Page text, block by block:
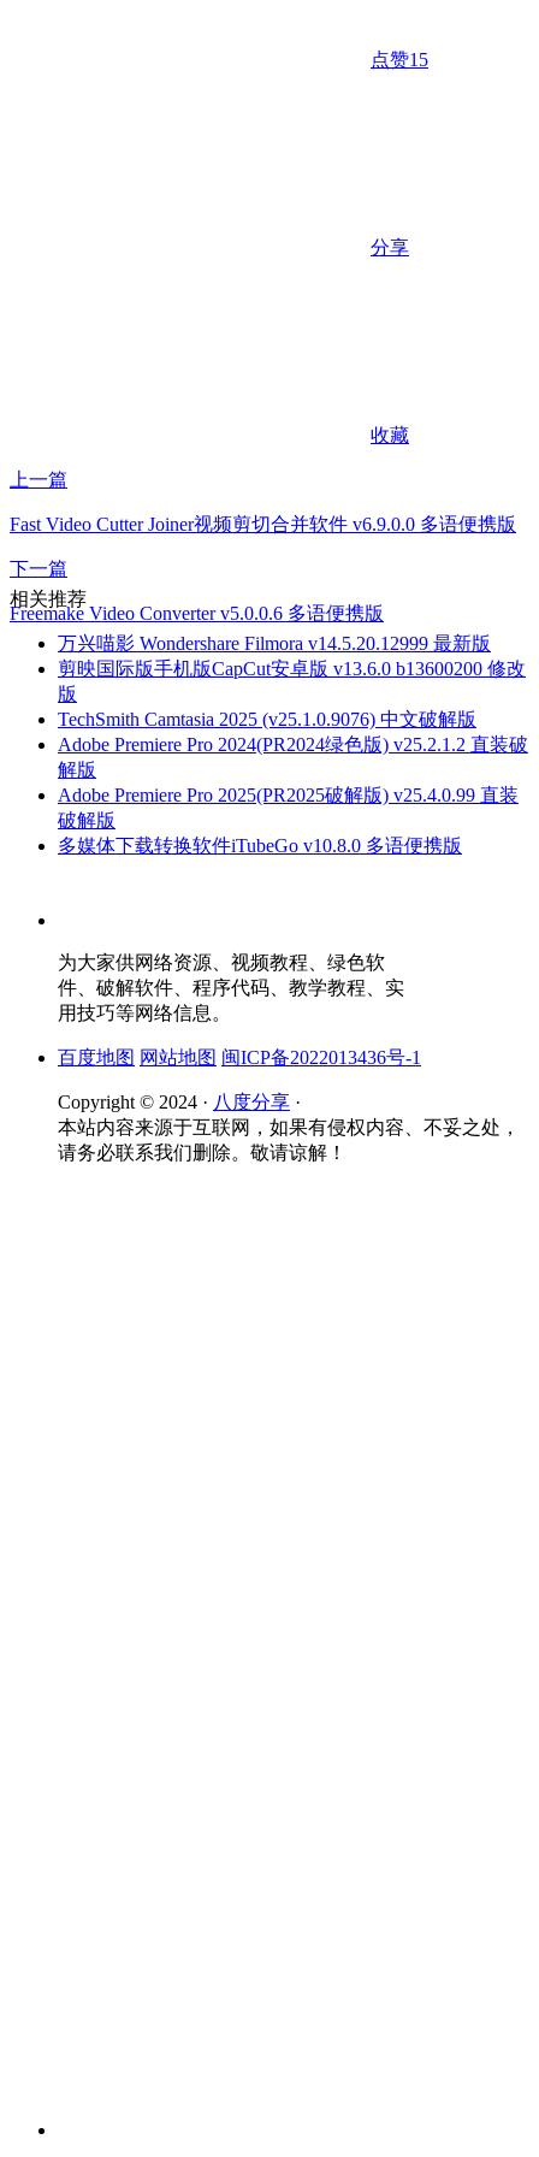
点赞15
分享
收藏
上一篇
Fast Video Cutter Joiner视频剪切合并软件 v6.9.0.0 多语便携版
下一篇
Freemake Video Converter v5.0.0.6 多语便携版
相关推荐
万兴喵影 Wondershare Filmora v14.5.20.12999 最新版
剪映国际版手机版CapCut安卓版 v13.6.0 b13600200 修改
版
TechSmith Camtasia 2025 (v25.1.0.9076) 中文破解版
Adobe Premiere Pro 2024(PR2024绿色版) v25.2.1.2 直装破
解版
Adobe Premiere Pro 2025(PR2025破解版) v25.4.0.99 直装
破解版
多媒体下载转换软件iTubeGo v10.8.0 多语便携版
为大家供网络资源、视频教程、绿色软
件、破解软件、程序代码、教学教程、实
用技巧等网络信息。
百度地图 网站地图 闽ICP备2022013436号-1
Copyright © 2024 · 八度分享 ·
本站内容来源于互联网，如果有侵权内容、不妥之处，
请务必联系我们删除。敬请谅解！